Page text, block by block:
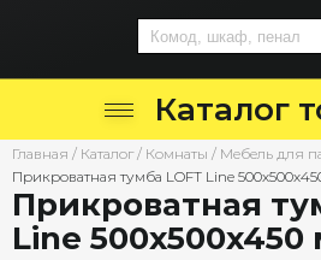
Каталог
Главная / Каталог / Комнаты / Мебель для
Прикроватная тумба LOFT Line
Прикроватная
Line 500х500х450